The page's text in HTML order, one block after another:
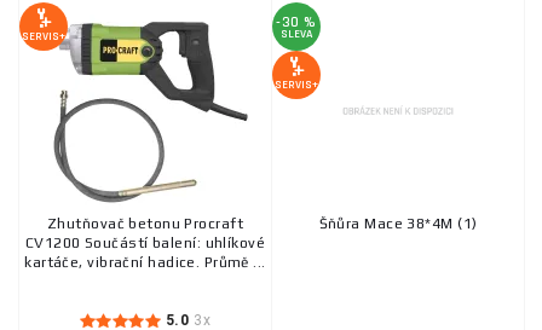
SERVIS+
Zhutňovač betonu Procraft
СV1200 Součástí balení: uhlíkové
kartáče, vibrační hadice. Průmě ...
5.0 3x
-30 %
SLEVA
SERVIS+
Šňůra Mace 38*4M (1)